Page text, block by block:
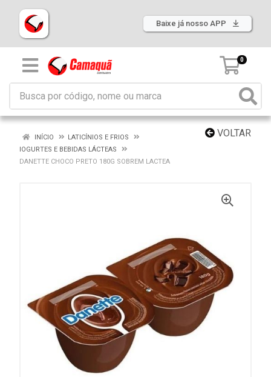
Baixe já nosso APP
0
VOLTAR
INÍCIO
LATICÍNIOS E FRIOS
IOGURTES E BEBIDAS LÁCTEAS
DANETTE CHOCO PRETO 180G SOBREM LACTEA